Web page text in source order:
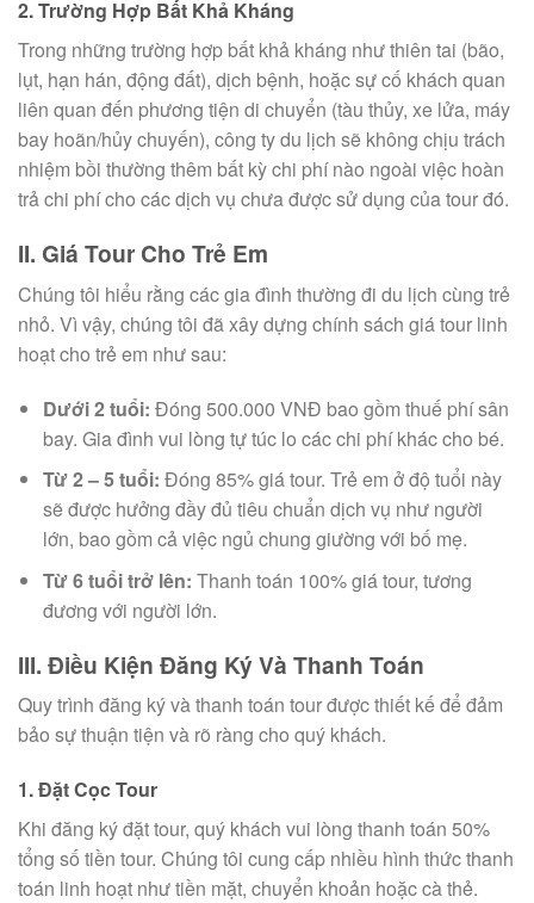
2. Trường Hợp Bất Khả Kháng
Trong những trường hợp bất khả kháng như thiên tai (bão,
lụt, hạn hán, động đất), dịch bệnh, hoặc sự cố khách quan
liên quan đến phương tiện di chuyển (tàu thủy, xe lửa, máy
bay hoãn/hủy chuyến), công ty du lịch sẽ không chịu trách
nhiệm bồi thường thêm bất kỳ chi phí nào ngoài việc hoàn
trả chi phí cho các dịch vụ chưa được sử dụng của tour đó.
II. Giá Tour Cho Trẻ Em
Chúng tôi hiểu rằng các gia đình thường đi du lịch cùng trẻ
nhỏ. Vì vậy, chúng tôi đã xây dựng chính sách giá tour linh
hoạt cho trẻ em như sau:
Dưới 2 tuổi: Đóng 500.000 VNĐ bao gồm thuế phí sân
bay. Gia đình vui lòng tự túc lo các chi phí khác cho bé.
Từ 2 – 5 tuổi: Đóng 85% giá tour. Trẻ em ở độ tuổi này
sẽ được hưởng đầy đủ tiêu chuẩn dịch vụ như người
lớn, bao gồm cả việc ngủ chung giường với bố mẹ.
Từ 6 tuổi trở lên: Thanh toán 100% giá tour, tương
đương với người lớn.
III. Điều Kiện Đăng Ký Và Thanh Toán
Quy trình đăng ký và thanh toán tour được thiết kế để đảm
bảo sự thuận tiện và rõ ràng cho quý khách.
1. Đặt Cọc Tour
Khi đăng ký đặt tour, quý khách vui lòng thanh toán 50%
tổng số tiền tour. Chúng tôi cung cấp nhiều hình thức thanh
toán linh hoạt như tiền mặt, chuyển khoản hoặc cà thẻ.